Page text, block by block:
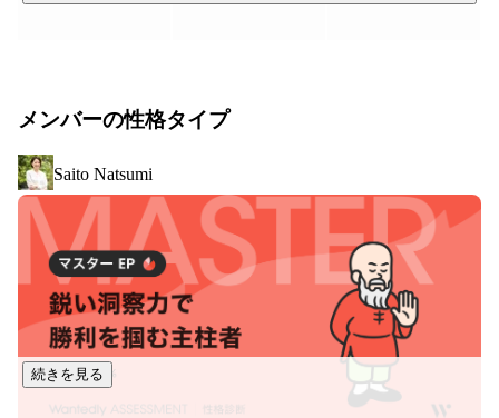
・育てることにトコトンこだわった研修制度
・新しい技術・知識を獲得し続けられる成長環境
・新しいものに挑戦し続ける意欲を持った仲間たち
これらを中心に、人の成長にトコトンこだわった社内環境を
作り上げています。
メンバーの性格タイプ
Saito Natsumi
続きを見る